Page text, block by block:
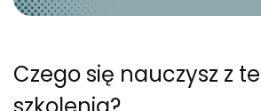
Czego się nauczysz z